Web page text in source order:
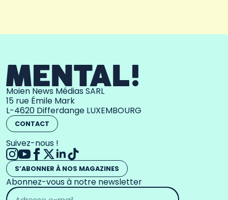
Moien News Médias SARL
15 rue Émile Mark
L-4620 Differdange LUXEMBOURG
CONTACT
Suivez-nous !
S’ABONNER À NOS MAGAZINES
Abonnez-vous à notre newsletter
Adresse